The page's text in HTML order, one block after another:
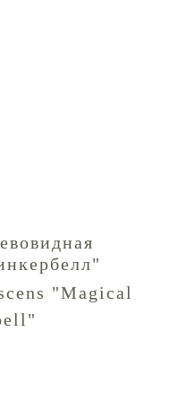
"Magical